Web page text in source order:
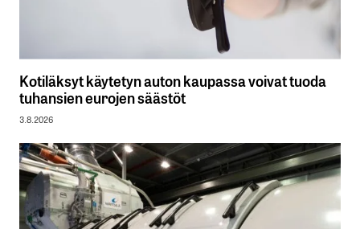
Kotiläksyt käytetyn auton kaupassa voivat tuoda
tuhansien eurojen säästöt
3.8.2026